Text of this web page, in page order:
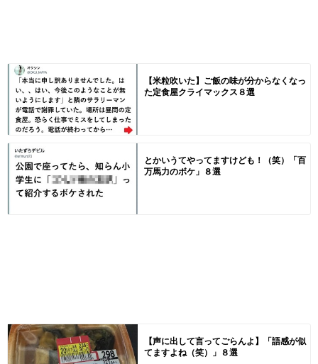
【米粒吹いた】ご飯の味が分からなくなっ
た定食屋クライマックス８選
とかいうてやってますけども！（笑）「百
万馬力のボケ」８選
【声に出して言ってごらんよ】「語感が似
てますよね（笑）」８選